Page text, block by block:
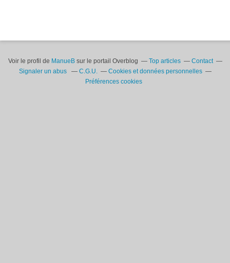
Voir le profil de ManueBsur le portail Overblog Top articles
Contact
Signaler un abus
C.G.U.
Cookies et données personnelles
Préférences cookies